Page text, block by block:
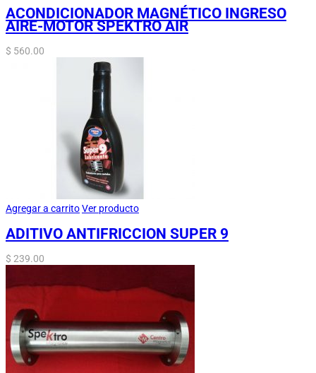
ACONDICIONADOR MAGNÉTICO INGRESO
AIRE-MOTOR SPEKTRO AIR
$ 560.00
Agregar a carritoVer producto
ADITIVO ANTIFRICCION SUPER 9
$ 239.00